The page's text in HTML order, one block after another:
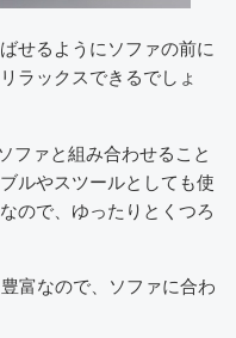
せるようにソファの前に
ラックスできるでしょ
ファと組み合わせること
ルやスツールとしても使
ので、ゆったりとくつろ
富なので、ソファに合わ